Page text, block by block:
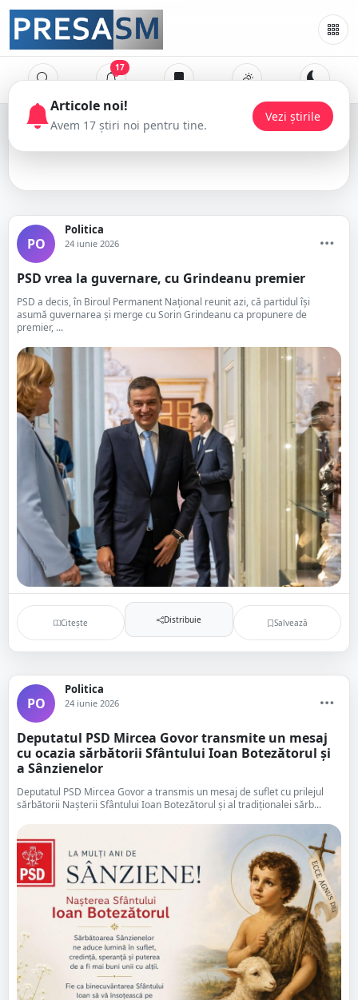
17
Politica
PO
Politica
24 iunie 2026
PSD vrea la guvernare, cu Grindeanu premier
PSD a decis, în Biroul Permanent Naţional reunit azi, că partidul îşi
asumă guvernarea şi merge cu Sorin Grindeanu ca propunere de
premier, ...
Citește Distribuie Salvează
PO
Politica
24 iunie 2026
Deputatul PSD Mircea Govor transmite un mesaj
cu ocazia sărbătorii Sfântului Ioan Botezătorul și
a Sânzienelor
Deputatul PSD Mircea Govor a transmis un mesaj de suflet cu prilejul
sărbătorii Nașterii Sfântului Ioan Botezătorul și al tradiționalei sărb...